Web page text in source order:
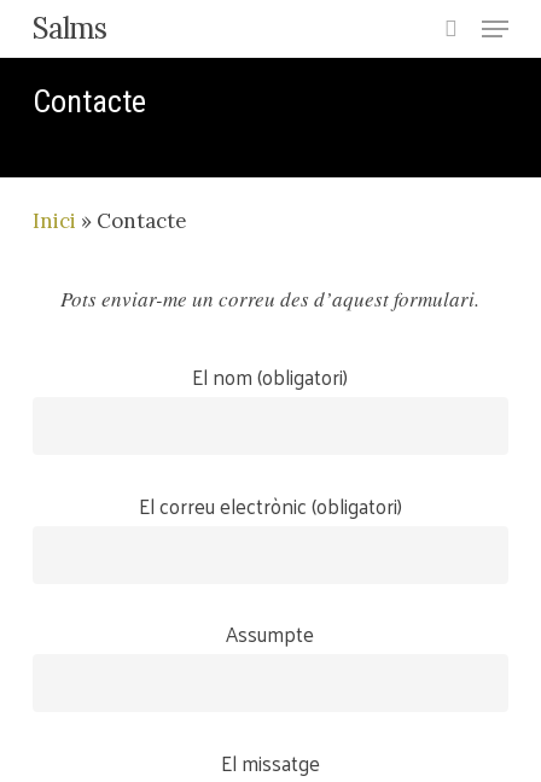
Skip
to
main
Salms
search
Menu
Contacte
Inici » Contacte
Pots enviar-me un correu des d’aquest formulari.
El nom (obligatori)
El correu electrònic (obligatori)
Assumpte
El missatge